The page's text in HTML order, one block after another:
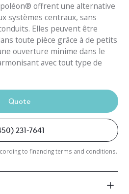
offrent une alternative
systèmes centraux, sans
Elles peuvent être
toute pièce grâce à de petits
ouverture minime dans le
avec tout type de
Quote
231-7641
to financing terms and conditions.